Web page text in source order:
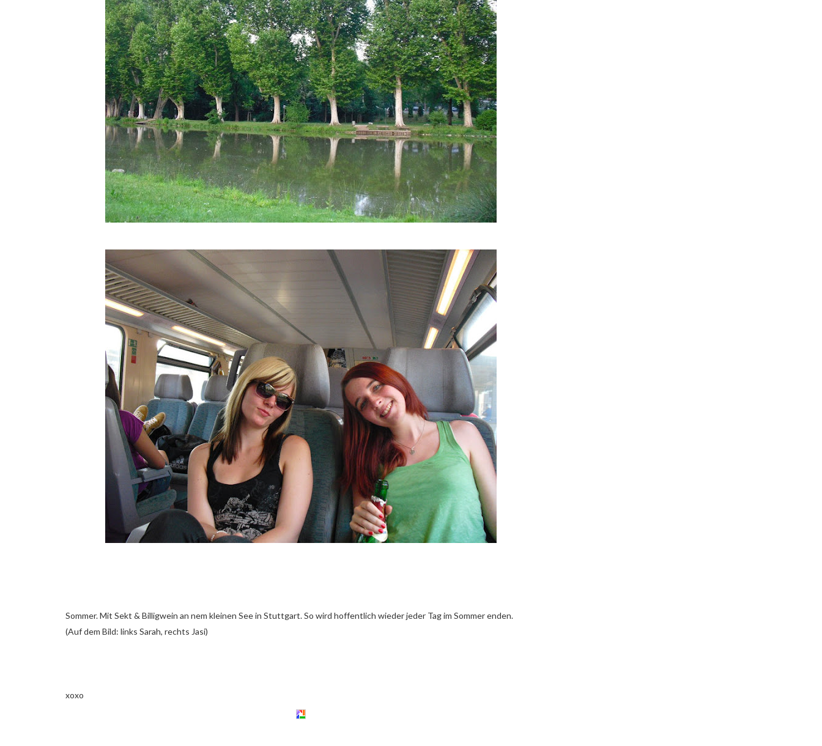
Sommer. Mit Sekt & Billigwein an nem kleinen See in Stuttgart. So wird hoffentlich wieder jeder Tag im Sommer enden.
(Auf dem Bild: links Sarah, rechts Jasi)
xoxo